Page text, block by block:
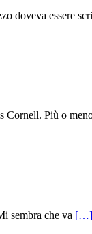
doveva essere
Cornell. Più o
sembra che va […]